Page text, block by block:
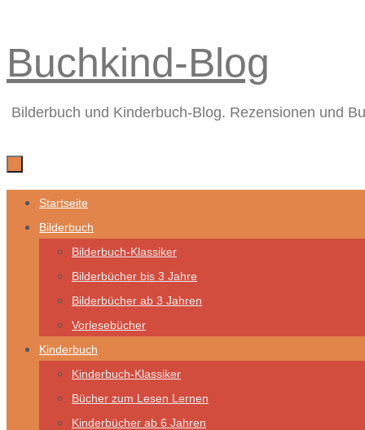
Inhalt
Buchkind-Blog
Bilderbuch und Kinderbuch-Blog. Rezensionen und
Zum
Inhalt
springen
Startseite
Bilderbuch
Bilderbuch-Klassiker
Bilderbücher bis 3 Jahre
Bilderbücher ab 3 Jahren
Vorlesebücher
Kinderbuch
Kinderbuch-Klassiker
Bücher zum Lesen Lernen
Kinderbücher ab 6 Jahren